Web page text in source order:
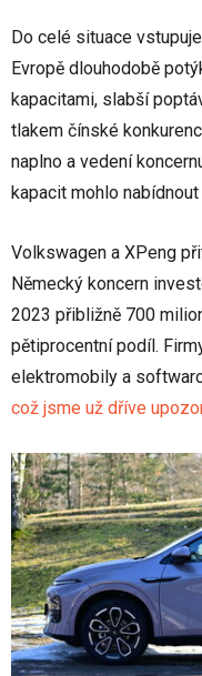
Do celé situace
Evropě dlouhodobě
kapacitami, slabší
tlakem čínské
naplno a vedení
kapacit mohlo
Volkswagen a XPeng
Německý koncern
2023 přibližně 700
pětiprocentní podíl.
elektromobily a
což jsme už dříve